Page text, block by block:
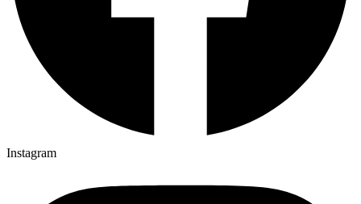
Instagram